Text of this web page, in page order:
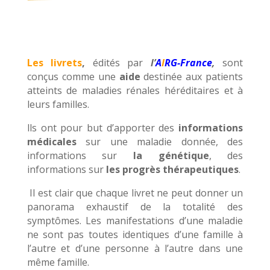
Les livrets, édités par l’AIRG-France,
sont
conçus comme une aide destinée aux patients
atteints de maladies rénales héréditaires et à
leurs familles.
lls ont pour but d’apporter des informations
médicales
sur une maladie donnée, des
informations sur
la génétique, des
informations sur les progrès thérapeutiques.
Il est clair que chaque livret ne peut donner un
panorama exhaustif de la totalité des
symptômes. Les manifestations d’une maladie
ne sont pas toutes identiques d’une famille à
l’autre et d’une personne à l’autre dans une
même famille.